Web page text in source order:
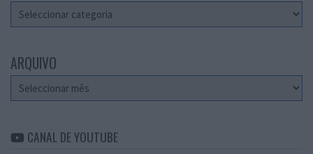
Categorias
ARQUIVO
Arquivo
CANAL DE YOUTUBE